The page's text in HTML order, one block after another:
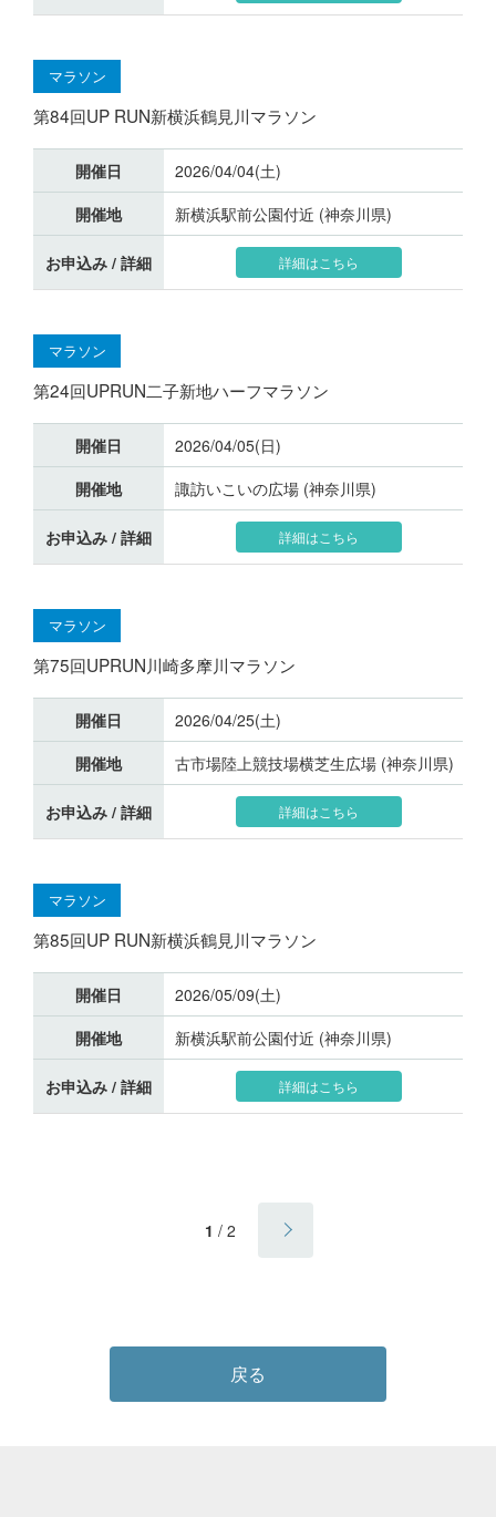
マラソン
第84回UP RUN新横浜鶴見川マラソン
開催日
2026/04/04(土)
開催地
新横浜駅前公園付近 (神奈川県)
お申込み / 詳細 詳細はこちら
マラソン
第24回UPRUN二子新地ハーフマラソン
開催日
2026/04/05(日)
開催地
諏訪いこいの広場 (神奈川県)
お申込み / 詳細 詳細はこちら
マラソン
第75回UPRUN川崎多摩川マラソン
開催日
2026/04/25(土)
開催地
古市場陸上競技場横芝生広場 (神奈川県)
お申込み / 詳細 詳細はこちら
マラソン
第85回UP RUN新横浜鶴見川マラソン
開催日
2026/05/09(土)
開催地
新横浜駅前公園付近 (神奈川県)
お申込み / 詳細 詳細はこちら
1 / 2
戻る